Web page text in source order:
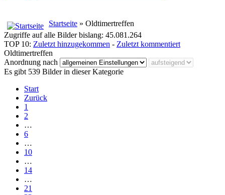
Startseite » Oldtimertreffen
Zugriffe auf alle Bilder bislang: 45.081.264
TOP 10: Zuletzt hinzugekommen - Zuletzt kommentiert
Oldtimertreffen
Anordnung nach
Es gibt 539 Bilder in dieser Kategorie
Start
Zurück
1
2
…
6
…
10
…
14
…
21